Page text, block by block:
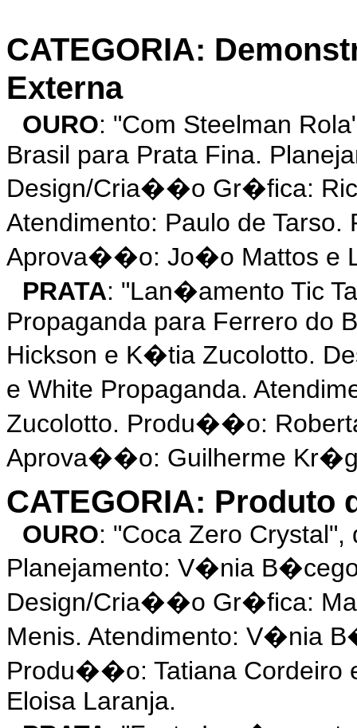
CATEGORIA:
Externa
OURO: "Com Steelman
Brasil para Prata Fina.
Design/Cria��o Gr�fica:
Atendimento: Paulo de
Aprova��o: Jo�o Mattos e
PRATA: "Lan�amento Tic
Propaganda para Ferrero do
Hickson e K�tia Zucolotto.
e White Propaganda.
Zucolotto. Produ��o:
Aprova��o: Guilherme
CATEGORIA: Produto
OURO: "Coca Zero
Planejamento: V�nia
Design/Cria��o Gr�fica:
Menis. Atendimento: V�nia
Produ��o: Tatiana Cordeiro
Eloisa Laranja.